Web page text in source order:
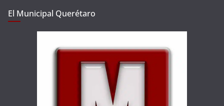
El Municipal Querétaro